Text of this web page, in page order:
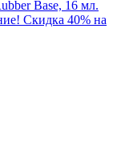
Base, 16 мл.
Скидка 40% на